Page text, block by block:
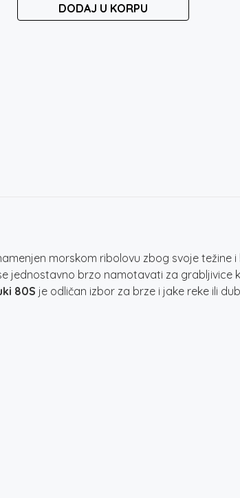
80S
DODAJ U KORPU
morskom ribolovu zbog svoje težine i
jednostavno brzo namotavati za grabljivice
80S je odličan izbor za brze i jake reke ili